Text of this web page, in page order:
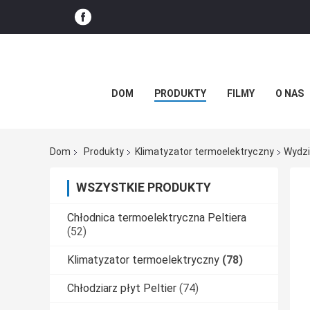
DOM PRODUKTY FILMY O NAS
Dom Produkty Klimatyzator termoelektryczny
WSZYSTKIE PRODUKTY
Chłodnica termoelektryczna Peltiera
(52)
Klimatyzator termoelektryczny (78)
Chłodziarz płyt Peltier (74)